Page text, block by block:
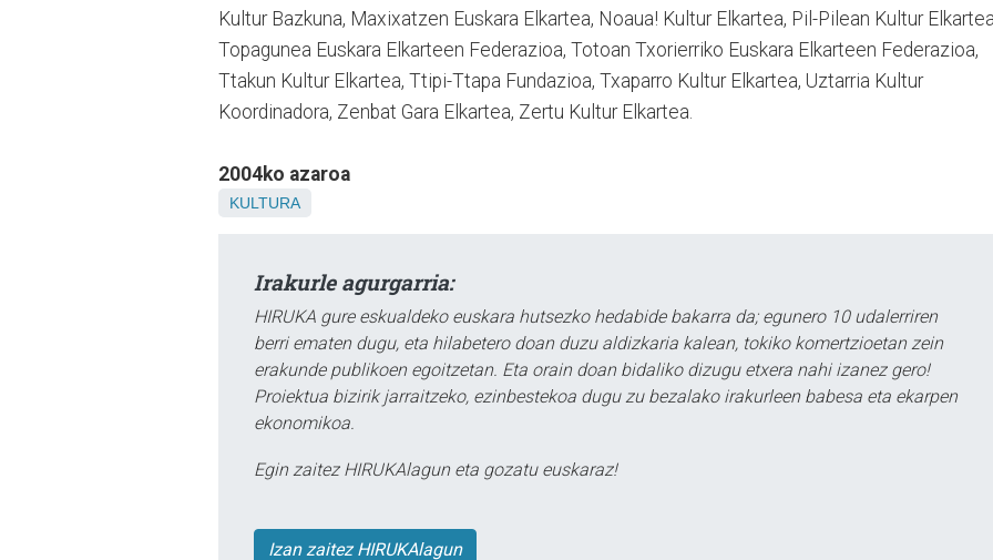
Kultur Bazkuna, Maxixatzen Euskara Elkartea, Noaua! Kultur Elkartea, Pil-Pilean Kultur
Topagunea Euskara Elkarteen Federazioa, Totoan Txorierriko Euskara Elkarteen Federazioa,
Ttakun Kultur Elkartea, Ttipi-Ttapa Fundazioa, Txaparro Kultur Elkartea, Uztarria Kultur
Koordinadora, Zenbat Gara Elkartea, Zertu Kultur Elkartea.
2004ko azaroa
KULTURA
Irakurle agurgarria:
HIRUKA gure eskualdeko euskara hutsezko hedabide bakarra da; egunero 10 udalerriren
berri ematen dugu, eta hilabetero doan duzu aldizkaria kalean, tokiko komertzioetan zein
erakunde publikoen egoitzetan. Eta orain doan bidaliko dizugu etxera nahi izanez gero!
Proiektua bizirik jarraitzeko, ezinbestekoa dugu zu bezalako irakurleen babesa eta ekarpen
ekonomikoa.
Egin zaitez HIRUKAlagun eta gozatu euskaraz!
Izan zaitez HIRUKAlagun